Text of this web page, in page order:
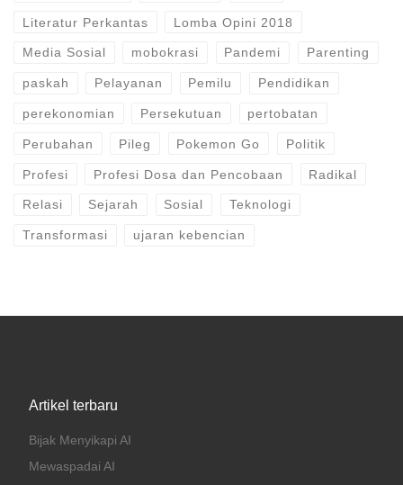
Literatur Perkantas Lomba Opini 2018
Media Sosial mobokrasi Pandemi Parenting
paskah Pelayanan Pemilu Pendidikan
perekonomian Persekutuan pertobatan
Perubahan Pileg Pokemon Go Politik
Profesi Profesi Dosa dan Pencobaan Radikal
Relasi Sejarah Sosial Teknologi
Transformasi ujaran kebencian
Artikel terbaru
Bijak Menyikapi AI
Mewaspadai AI